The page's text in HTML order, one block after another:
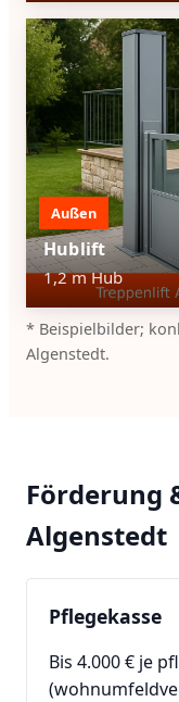
Außen
Hublift
1,2 m Hub
* Beispielbilder;
Algenstedt.
Förderung
Algenstedt
Pflegekasse
Bis 4.000 € je